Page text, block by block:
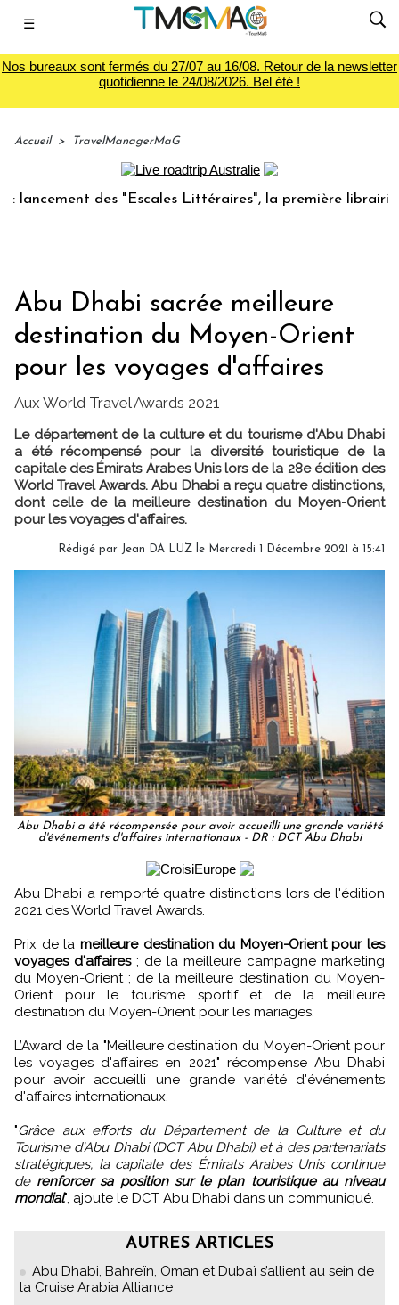
☰
Nos bureaux sont fermés du 27/07 au 16/08. Retour de la newsletter
quotidienne le 24/08/2026. Bel été !
Accueil > TravelManagerMaG
des "Escales Littéraires", la première librairie du
Abu Dhabi sacrée meilleure
destination du Moyen-Orient
pour les voyages d'affaires
Aux World Travel Awards 2021
Le département de la culture et du tourisme d'Abu Dhabi
a été récompensé pour la diversité touristique de la
capitale des Émirats Arabes Unis lors de la 28e édition des
World Travel Awards. Abu Dhabi a reçu quatre distinctions,
dont celle de la meilleure destination du Moyen-Orient
pour les voyages d'affaires.
Rédigé par Jean DA LUZ le Mercredi 1 Décembre 2021 à 15:41
Abu Dhabi a été récompensée pour avoir accueilli une grande variété
d'événements d'affaires internationaux - DR : DCT Abu Dhabi
Abu Dhabi a remporté quatre distinctions lors de l'édition
2021 des World Travel Awards.
Prix de la meilleure destination du Moyen-Orient pour les
voyages d'affaires; de la meilleure campagne marketing
du Moyen-Orient ; de la meilleure destination du Moyen-
Orient pour le tourisme sportif et de la meilleure
destination du Moyen-Orient pour les mariages.
L’Award de la "Meilleure destination du Moyen-Orient pour
les voyages d'affaires en 2021" récompense Abu Dhabi
pour avoir accueilli une grande variété d'événements
d'affaires internationaux.
"Grâce aux efforts du Département de la Culture et du
Tourisme d'Abu Dhabi (DCT Abu Dhabi) et à des partenariats
stratégiques, la capitale des Émirats Arabes Unis continue
de renforcer sa position sur le plan touristique au niveau
mondial", ajoute le DCT Abu Dhabi dans un communiqué.
AUTRES ARTICLES
Abu Dhabi, Bahreïn, Oman et Dubaï s’allient au sein de
la Cruise Arabia Alliance